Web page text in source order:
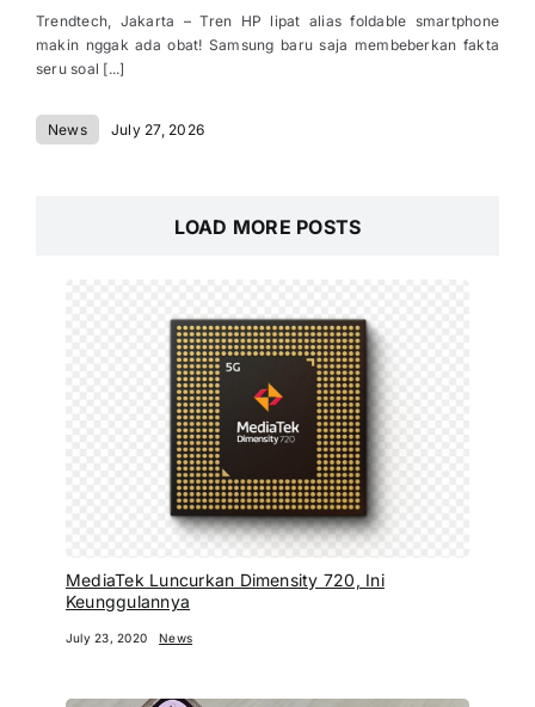
Trendtech, Jakarta – Tren HP lipat alias foldable smartphone
makin nggak ada obat! Samsung baru saja membeberkan fakta
seru soal [...]
News July 27, 2026
LOAD MORE POSTS
MediaTek Luncurkan Dimensity 720, Ini
Keunggulannya
July 23, 2020 News